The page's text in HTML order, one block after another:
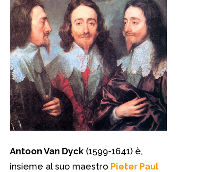
Antoon Van Dyck (1599-1641) è,
insieme al suo maestro Pieter Paul